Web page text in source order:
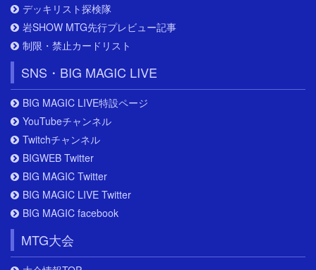
デッキリスト探検隊
岩SHOW MTG先行プレビュー記事
制限・禁止カードリスト
SNS・BIG MAGIC LIVE
BIG MAGIC LIVE特設ページ
YouTubeチャンネル
Twitchチャンネル
BIGWEB Twitter
BIG MAGIC Twitter
BIG MAGIC LIVE Twitter
BIG MAGIC facebook
MTG大会